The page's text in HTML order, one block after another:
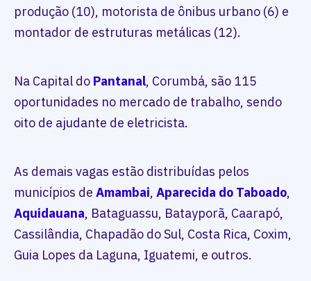
produção (10), motorista de ônibus urbano (6) e
montador de estruturas metálicas (12).
Na Capital do Pantanal, Corumbá, são 115
oportunidades no mercado de trabalho, sendo
oito de ajudante de eletricista.
As demais vagas estão distribuídas pelos
municípios de Amambai, Aparecida do Taboado,
Aquidauana, Bataguassu, Batayporã, Caarapó,
Cassilândia, Chapadão do Sul, Costa Rica, Coxim,
Guia Lopes da Laguna, Iguatemi, e outros.